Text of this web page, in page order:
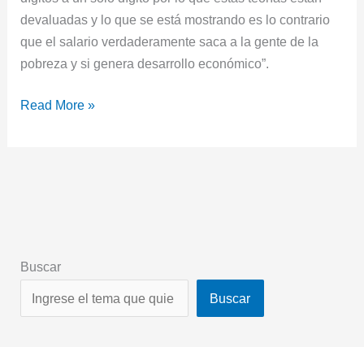
devaluadas y lo que se está mostrando es lo contrario
que el salario verdaderamente saca a la gente de la
pobreza y si genera desarrollo económico”.
Read More »
Buscar
Buscar